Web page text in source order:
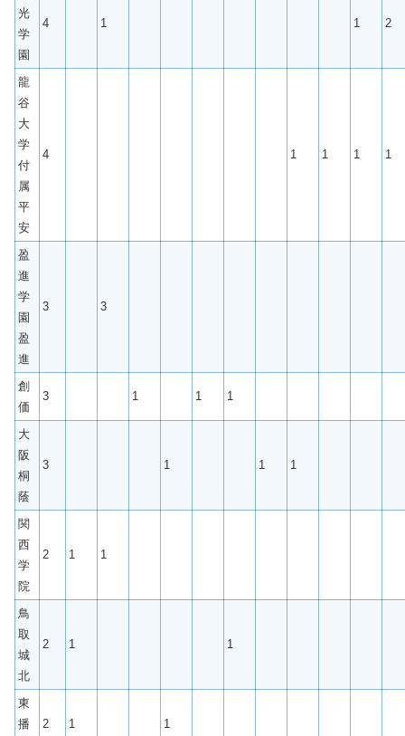
光
学
園
4 1 1 2
龍
谷
大
学
付
属
平
安
4 1 1 1 1
盈
進
学
園
盈
進
3 3
創
価
3 1 1 1
大
阪
桐
蔭
3 1 1 1
関
西
学
院
2 1 1
鳥
取
城
北
2 1 1
東
播
2 1 1